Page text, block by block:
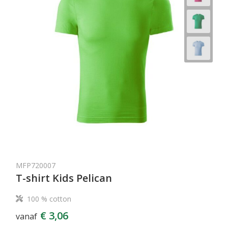
MFP720007
T-shirt Kids Pelican
100 % cotton
vanaf € 3,06